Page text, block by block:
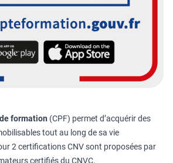
formation (CPF) permet d’acquérir des
tout au long de sa vie
2 certifications CNV sont proposées par
certifiés du CNVC.